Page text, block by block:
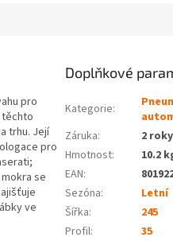
pro
trhu. Její
pro
se
ve
Doplňkové
Kategorie:
Záruka:
2 roky
Hmotnost:
10.2
EAN:
Sezóna:
Letní
Šířka:
245
Profil:
35